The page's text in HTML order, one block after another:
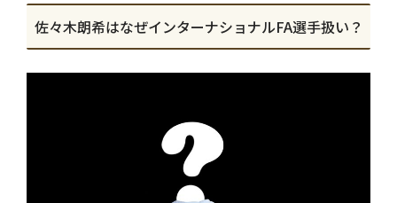
佐々木朗希はなぜインターナショナルFA選手扱い？